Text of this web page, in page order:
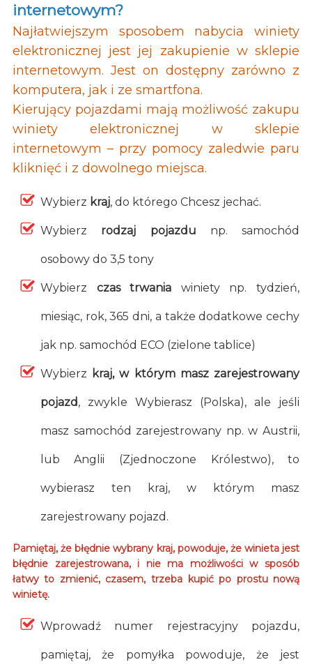
internetowym?
Najłatwiejszym sposobem nabycia winiety
elektronicznej jest jej zakupienie w sklepie
internetowym. Jest on dostępny zarówno z
komputera, jak i ze smartfona.
Kierujący pojazdami mają możliwość zakupu
winiety elektronicznej w sklepie
internetowym – przy pomocy zaledwie paru
kliknięć i z dowolnego miejsca.
Wybierz kraj, do którego Chcesz jechać.
Wybierz rodzaj pojazdu np. samochód
osobowy do 3,5 tony
Wybierz czas trwania winiety np. tydzień,
miesiąc, rok, 365 dni, a także dodatkowe cechy
jak np. samochód ECO (zielone tablice)
Wybierz kraj, w którym masz zarejestrowany
pojazd, zwykle Wybierasz (Polska), ale jeśli
masz samochód zarejestrowany np. w Austrii,
lub Anglii (Zjednoczone Królestwo), to
wybierasz ten kraj, w którym masz
zarejestrowany pojazd.
Pamiętaj, że błędnie wybrany kraj, powoduje, że winieta jest
błędnie zarejestrowana, i nie ma możliwości w sposób
łatwy to zmienić, czasem, trzeba kupić po prostu nową
winietę.
Wprowadź numer rejestracyjny pojazdu,
pamiętaj, że pomyłka powoduje, że jest